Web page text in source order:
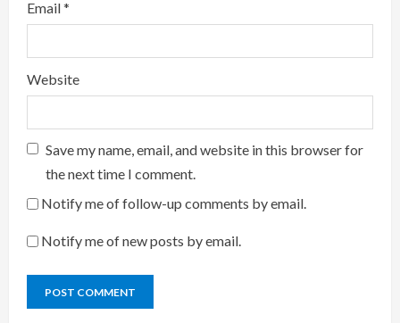
Email*
Website
Save my name, email, and website in this browser for
the next time I comment.
Notify me of follow-up comments by email.
Notify me of new posts by email.